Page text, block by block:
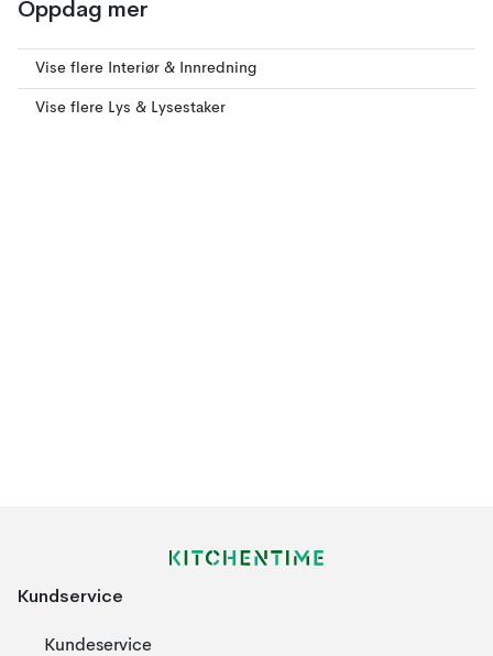
Oppdag mer
Vise flere Interiør & Innredning
Vise flere Lys & Lysestaker
Kundservice
Kundeservice